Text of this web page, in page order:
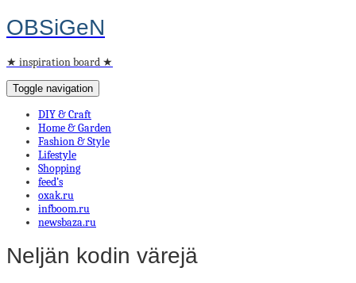
OBSiGeN
★ inspiration board ★
Toggle navigation
DIY & Craft
Home & Garden
Fashion & Style
Lifestyle
Shopping
feed’s
oxak.ru
infboom.ru
newsbaza.ru
Neljän kodin värejä